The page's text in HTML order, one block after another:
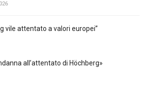
vile attentato a valori europei”
all’attentato di Höchberg»